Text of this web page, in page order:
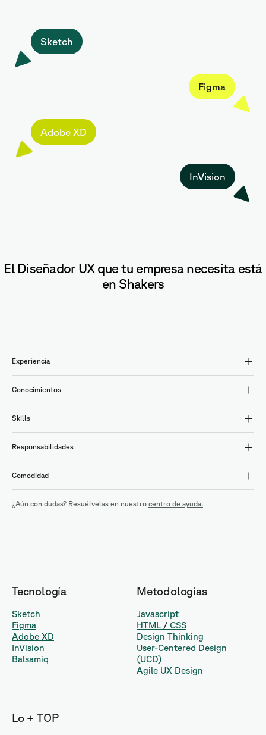
Sketch
Figma
Adobe XD
InVision
El Diseñador UX que tu empresa necesita está
en Shakers
Experiencia
Conocimientos
Skills
Responsabilidades
Comodidad
¿Aún con dudas? Resuélvelas en nuestro centro de ayuda.
Tecnología
Sketch
Figma
Adobe XD
InVision
Balsamiq
Metodologías
Javascript
HTML / CSS
Design Thinking
User-Centered Design
(UCD)
Agile UX Design
Lo + TOP